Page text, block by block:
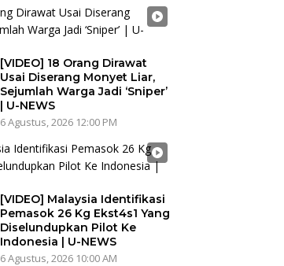
[VIDEO] 18 Orang Dirawat
Usai Diserang Monyet Liar,
Sejumlah Warga Jadi ‘Sniper’
| U-NEWS
6 Agustus, 2026 12:00 PM
[VIDEO] Malaysia Identifikasi
Pemasok 26 Kg Ekst4s1 Yang
Diselundupkan Pilot Ke
Indonesia | U-NEWS
6 Agustus, 2026 10:00 AM